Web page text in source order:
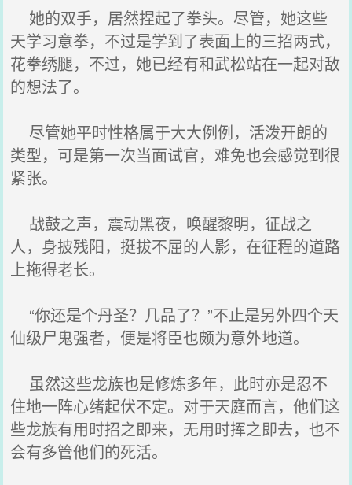
她的双手，居然捏起了拳头。尽管，她这些
天学习意拳，不过是学到了表面上的三招两式，
花拳绣腿，不过，她已经有和武松站在一起对敌
的想法了。
尽管她平时性格属于大大例例，活泼开朗的
类型，可是第一次当面试官，难免也会感觉到很
紧张。
战鼓之声，震动黑夜，唤醒黎明，征战之
人，身披残阳，挺拔不屈的人影，在征程的道路
上拖得老长。
“你还是个丹圣？几品了？”不止是另外四个天
仙级尸鬼强者，便是将臣也颇为意外地道。
虽然这些龙族也是修炼多年，此时亦是忍不
住地一阵心绪起伏不定。对于天庭而言，他们这
些龙族有用时招之即来，无用时挥之即去，也不
会有多管他们的死活。